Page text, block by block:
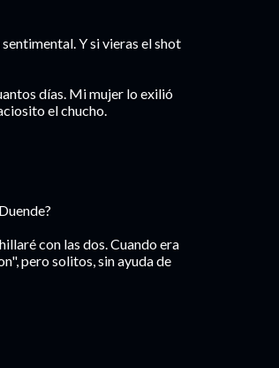
Y si vieras el shot
días. Mi mujer lo exilió
el chucho.
con las dos. Cuando era
pero solitos, sin ayuda de